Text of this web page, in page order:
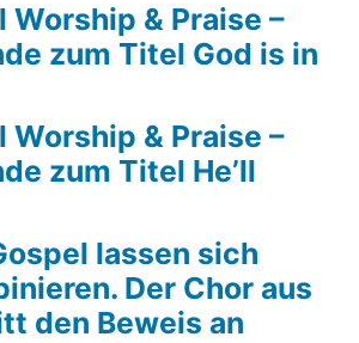
Worship & Praise –
zum Titel God is in
Worship & Praise –
zum Titel He’ll
lassen sich
Der Chor aus
den Beweis an